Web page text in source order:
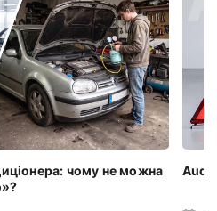
чому не можна
Audi